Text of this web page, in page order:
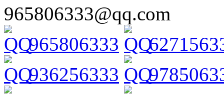
965806333@qq.com
965806333
936256333